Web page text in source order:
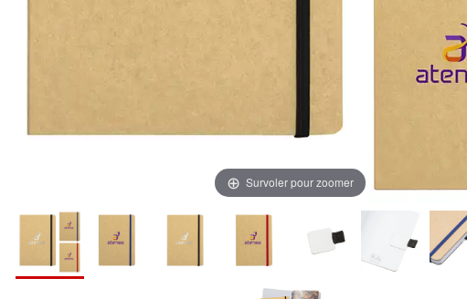
Survoler pour zoomer